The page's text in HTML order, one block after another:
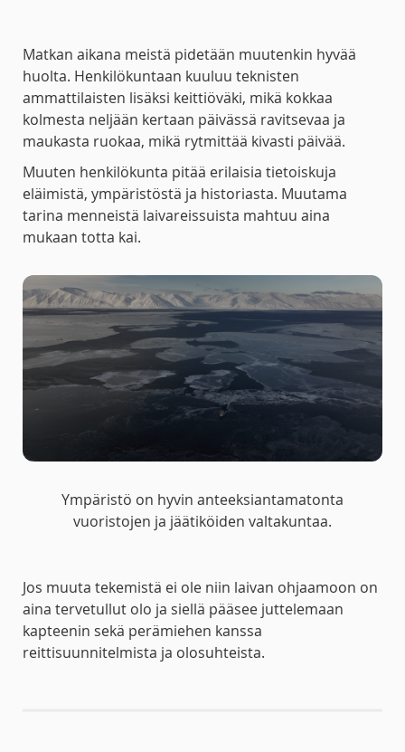
Matkan aikana meistä pidetään muutenkin hyvää
huolta. Henkilökuntaan kuuluu teknisten
ammattilaisten lisäksi keittiöväki, mikä kokkaa
kolmesta neljään kertaan päivässä ravitsevaa ja
maukasta ruokaa, mikä rytmittää kivasti päivää.
Muuten henkilökunta pitää erilaisia tietoiskuja
eläimistä, ympäristöstä ja historiasta. Muutama
tarina menneistä laivareissuista mahtuu aina
mukaan totta kai.
Ympäristö on hyvin anteeksiantamatonta
vuoristojen ja jäätiköiden valtakuntaa.
Jos muuta tekemistä ei ole niin laivan ohjaamoon on
aina tervetullut olo ja siellä pääsee juttelemaan
kapteenin sekä perämiehen kanssa
reittisuunnitelmista ja olosuhteista.